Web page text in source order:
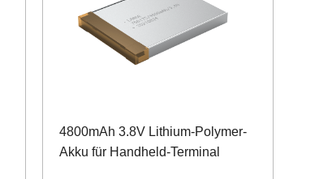
4800mAh 3.8V Lithium-Polymer-
Akku für Handheld-Terminal